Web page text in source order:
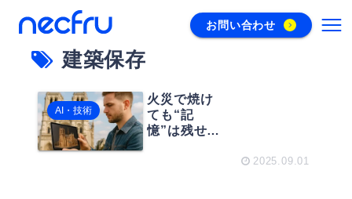
お問い合わせ
建築保存
AI・技術
火災で焼け
ても“記
憶”は残せる
2025.09.01